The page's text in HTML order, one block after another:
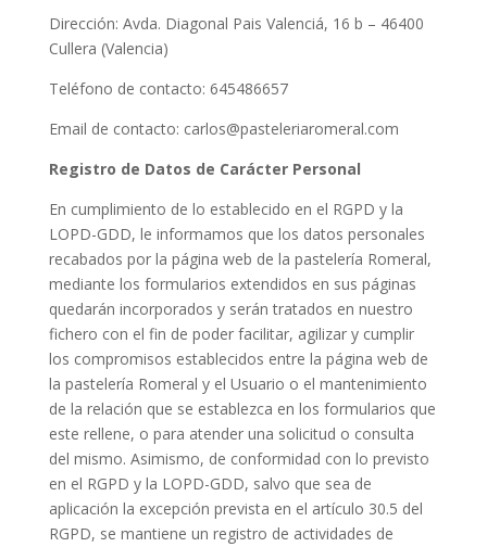
Dirección: Avda. Diagonal Pais Valenciá, 16 b – 46400
Cullera (Valencia)
Teléfono de contacto: 645486657
Email de contacto: carlos@pasteleriaromeral.com
Registro de Datos de Carácter Personal
En cumplimiento de lo establecido en el RGPD y la
LOPD-GDD, le informamos que los datos personales
recabados por la página web de la pastelería Romeral,
mediante los formularios extendidos en sus páginas
quedarán incorporados y serán tratados en nuestro
fichero con el fin de poder facilitar, agilizar y cumplir
los compromisos establecidos entre la página web de
la pastelería Romeral y el Usuario o el mantenimiento
de la relación que se establezca en los formularios que
este rellene, o para atender una solicitud o consulta
del mismo. Asimismo, de conformidad con lo previsto
en el RGPD y la LOPD-GDD, salvo que sea de
aplicación la excepción prevista en el artículo 30.5 del
RGPD, se mantiene un registro de actividades de